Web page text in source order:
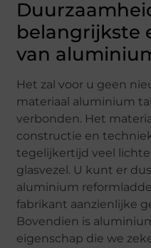
belangrijkste
van
Het zal voor u geen
materiaal aluminium
verbonden. Het
constructie en
tegelijkertijd veel
glasvezel. U kunt er
aluminium
fabrikant aanzienlijke
Bovendien is
eigenschap die we